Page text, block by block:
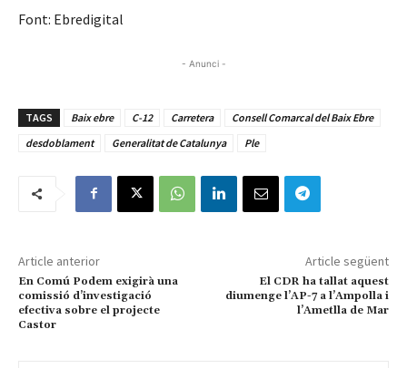
Font: Ebredigital
- Anunci -
TAGS Baix ebre C-12 Carretera
Consell Comarcal del Baix Ebre
desdoblament
Generalitat de Catalunya Ple
Article anterior
En Comú Podem exigirà una
comissió d’investigació
efectiva sobre el projecte
Castor
Article següent
El CDR ha tallat aquest
diumenge l’AP-7 a l’Ampolla i
l’Ametlla de Mar